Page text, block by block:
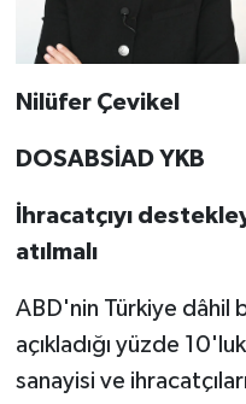
Nilüfer Çevikel
DOSABSİAD YKB
İhracatçıyı
atılmalı
ABD'nin Türkiye dâhil
açıkladığı yüzde
sanayisi ve